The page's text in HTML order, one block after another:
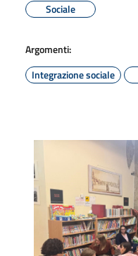
Sociale
Argomenti:
Integrazione sociale